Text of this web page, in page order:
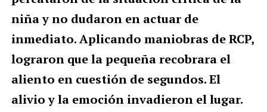
niña y no dudaron en actuar de
inmediato. Aplicando maniobras de RCP,
lograron que la pequeña recobrara el
aliento en cuestión de segundos. El
alivio y la emoción invadieron el lugar.